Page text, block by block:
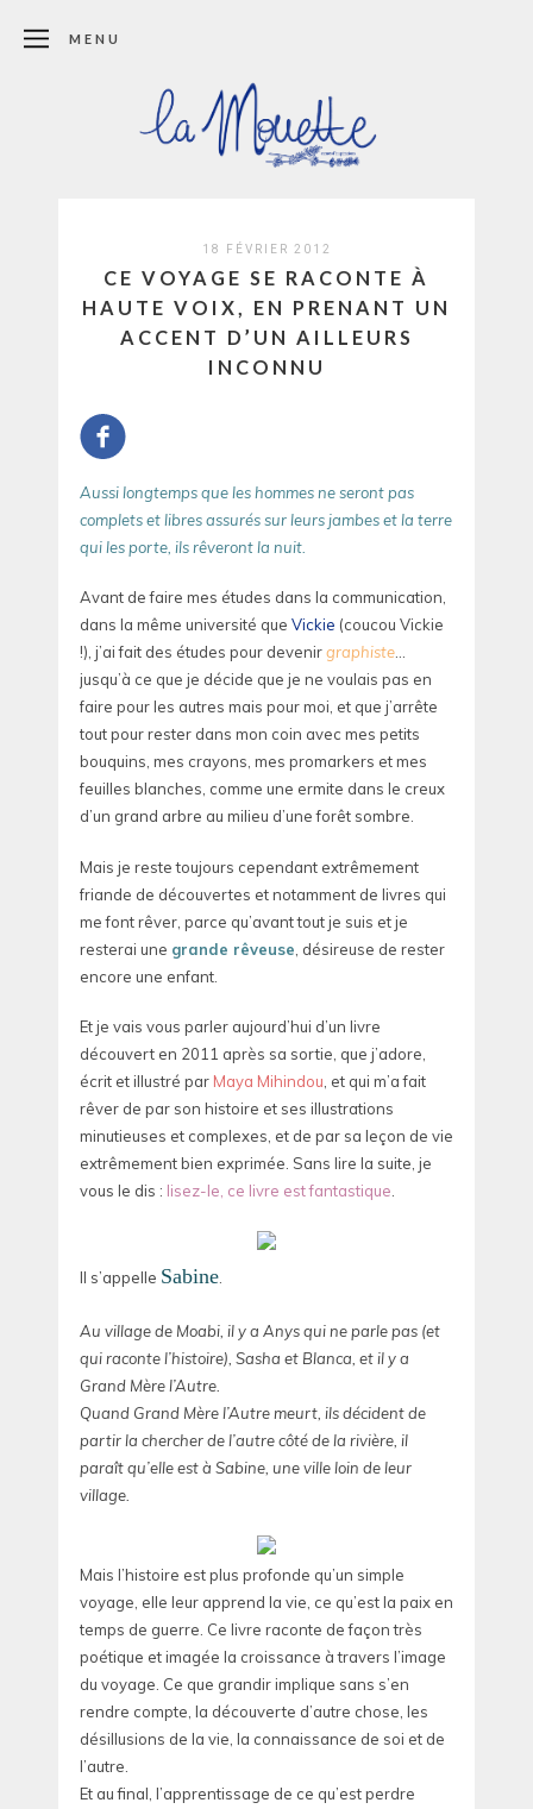
MENU
18 FÉVRIER 2012
CE VOYAGE SE RACONTE À
HAUTE VOIX, EN PRENANT UN
ACCENT D’UN AILLEURS
INCONNU
Aussi longtemps que les hommes ne seront pas
complets et libres assurés sur leurs jambes et la terre
qui les porte, ils rêveront la nuit.
Avant de faire mes études dans la communication,
dans la même université que Vickie (coucou Vickie
!), j’ai fait des études pour devenirgraphiste…
jusqu’à ce que je décide que je ne voulais pas en
faire pour les autres mais pour moi, et que j’arrête
tout pour rester dans mon coin avec mes petits
bouquins, mes crayons, mes promarkers et mes
feuilles blanches, comme une ermite dans le creux
d’un grand arbre au milieu d’une forêt sombre.
Mais je reste toujours cependant extrêmement
friande de découvertes et notamment de livres qui
me font rêver, parce qu’avant tout je suis et je
resterai une grande rêveuse , désireuse de rester
encore une enfant.
Et je vais vous parler aujourd’hui d’un livre
découvert en 2011 après sa sortie, que j’adore,
écrit et illustré par Maya Mihindou, et qui m’a fait
rêver de par son histoire et ses illustrations
minutieuses et complexes, et de par sa leçon de vie
extrêmement bien exprimée. Sans lire la suite, je
vous le dis : lisez-le, ce livre est fantastique.
Il s’appelle Sabine
Au village de Moabi, il y a Anys qui ne parle pas (et
qui raconte l’histoire), Sasha et Blanca, et il y a
Grand Mère l’Autre.
Quand Grand Mère l’Autre meurt, ils décident de
partir la chercher de l’autre côté de la rivière, il
paraît qu’elle est à Sabine, une ville loin de leur
village.
Mais l’histoire est plus profonde qu’un simple
voyage, elle leur apprend la vie, ce qu’est la paix en
temps de guerre. Ce livre raconte de façon très
poétique et imagée la croissance à travers l’image
du voyage. Ce que grandir implique sans s’en
rendre compte, la découverte d’autre chose, les
désillusions de la vie, la connaissance de soi et de
l’autre.
Et au final, l’apprentissage de ce qu’est perdre